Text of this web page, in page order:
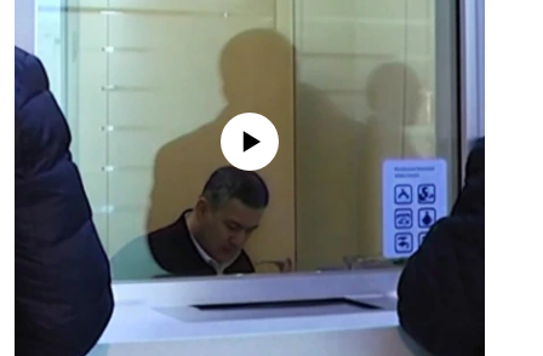
No media source currently available